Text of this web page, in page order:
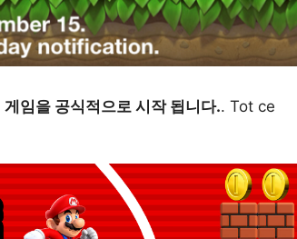
게임을 공식적으로 시작 됩니다.. Tot ce